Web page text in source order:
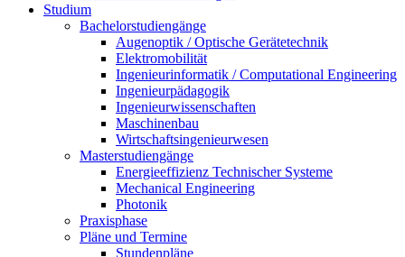
Studium
Bachelorstudiengänge
Augenoptik / Optische Gerätetechnik
Elektromobilität
Ingenieurinformatik / Computational Engineering
Ingenieurpädagogik
Ingenieurwissenschaften
Maschinenbau
Wirtschaftsingenieurwesen
Masterstudiengänge
Energieeffizienz Technischer Systeme
Mechanical Engineering
Photonik
Praxisphase
Pläne und Termine
Stundenpläne